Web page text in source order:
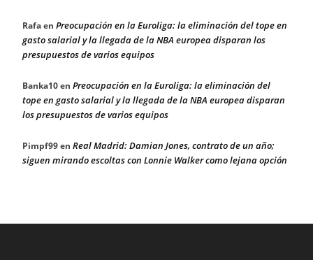
Rafaen Preocupación en la Euroliga: la eliminación del tope en
gasto salarial y la llegada de la NBA europea disparan los
presupuestos de varios equipos
Banka10en Preocupación en la Euroliga: la eliminación del
tope en gasto salarial y la llegada de la NBA europea disparan
los presupuestos de varios equipos
Pimpf99en Real Madrid: Damian Jones, contrato de un año;
siguen mirando escoltas con Lonnie Walker como lejana opción